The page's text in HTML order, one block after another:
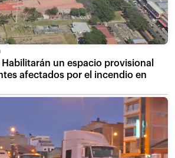
un espacio provisional
afectados por el incendio en